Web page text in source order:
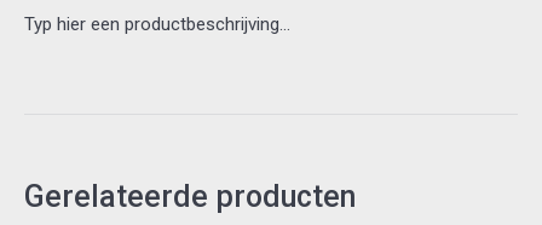
Typ hier een productbeschrijving…
Gerelateerde producten